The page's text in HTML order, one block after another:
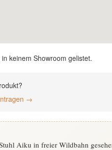
keinem Showroom gelistet.
→
Aiku in freier Wildbahn